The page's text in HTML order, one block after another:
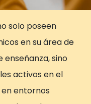
solo poseen
en su área de
enseñanza, sino
activos en el
entornos